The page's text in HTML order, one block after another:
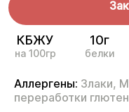
КБЖУ
на 100гр
10г
белки
Аллергены: Злаки,
переработки